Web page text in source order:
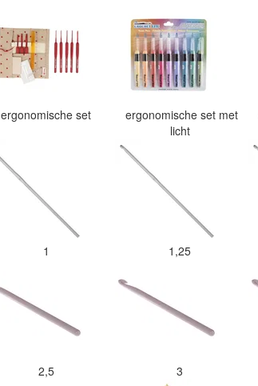
ergonomische set
ergonomische set met
licht
1 1,25
2,5 3